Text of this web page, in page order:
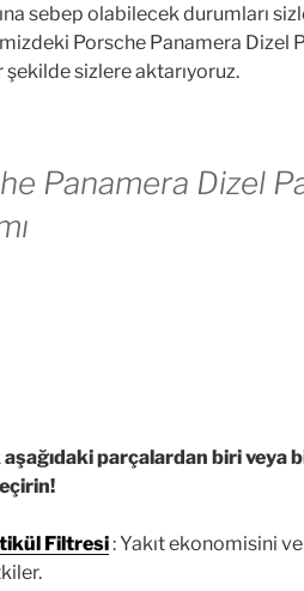
sebep olabilecek durumları
Porsche Panamera Dizel
şekilde sizlere aktarıyoruz.
Panamera Dizel
parçalardan biri veya
Filtresi: Yakıt ekonomisini